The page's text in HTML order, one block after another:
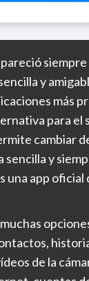
y
más
para el
cambiar
sencilla y
una app oficial
de la